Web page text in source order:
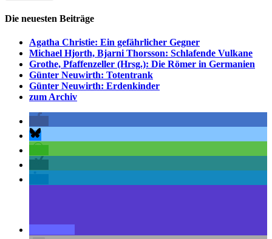
Die neuesten Beiträge
Agatha Christie: Ein gefährlicher Gegner
Michael Hjorth, Bjarni Thorsson: Schlafende Vulkane
Grothe, Pfaffenzeller (Hrsg.): Die Römer in Germanien
Günter Neuwirth: Totentrank
Günter Neuwirth: Erdenkinder
zum Archiv